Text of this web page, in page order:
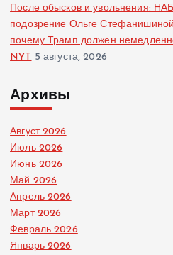
После обысков и увольнения:
подозрение Ольге Стефанишиной
почему Трамп должен
NYT 5 августа, 2026
Архивы
Август 2026
Июль 2026
Июнь 2026
Май 2026
Апрель 2026
Март 2026
Февраль 2026
Январь 2026